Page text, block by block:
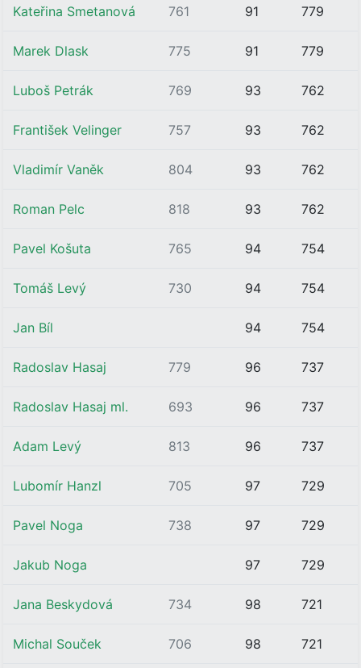
Kateřina Smetanová 761 91 779
Marek Dlask 775 91 779
Luboš Petrák 769 93 762
František Velinger 757 93 762
Vladimír Vaněk 804 93 762
Roman Pelc 818 93 762
Pavel Košuta 765 94 754
Tomáš Levý 730 94 754
Jan Bíl 94 754
Radoslav Hasaj 779 96 737
Radoslav Hasaj ml. 693 96 737
Adam Levý 813 96 737
Lubomír Hanzl 705 97 729
Pavel Noga 738 97 729
Jakub Noga 97 729
Jana Beskydová 734 98 721
Michal Souček 706 98 721